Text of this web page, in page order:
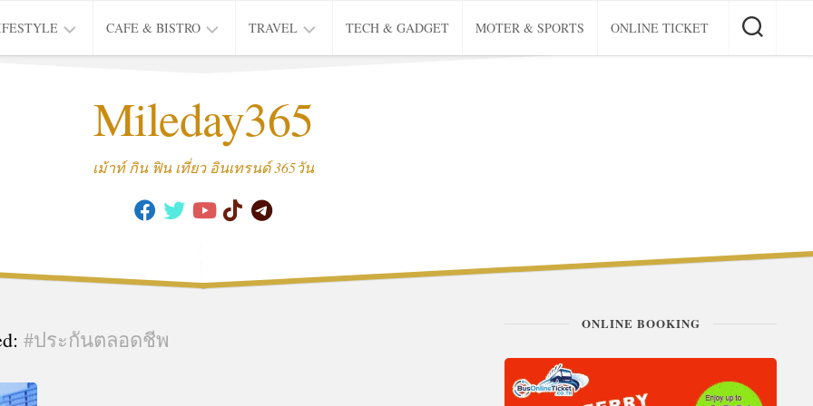
CAFE & BISTRO
CAFE
TRAVEL
THAI
TRIP
TECH & GADGET MOTER & SPORTS ONLINE TICKET
Mileday365
เม้าท์ กิน ฟิน เที่ยว อินเทรนด์ 365วัน
#ประกันตลอดชีพ
ONLINE BOOKING